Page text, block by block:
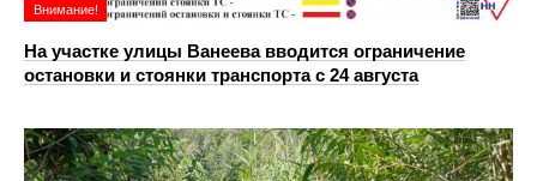
Внимание!
На участке улицы Ванеева вводится ограничение
остановки и стоянки транспорта с 24 августа